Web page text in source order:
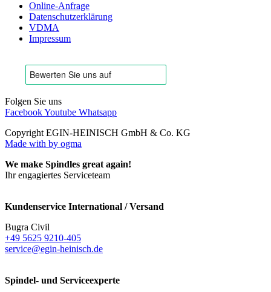
Online-Anfrage
Datenschutzerklärung
VDMA
Impressum
Folgen Sie uns
FacebookYoutube Whatsapp
Copyright EGIN-HEINISCH GmbH & Co. KG
Made with by ogma
We make Spindles great again!
Ihr engagiertes Serviceteam
Kundenservice International / Versand
Bugra Civil
+49 5625 9210-405
service@egin-heinisch.de
Spindel- und Serviceexperte